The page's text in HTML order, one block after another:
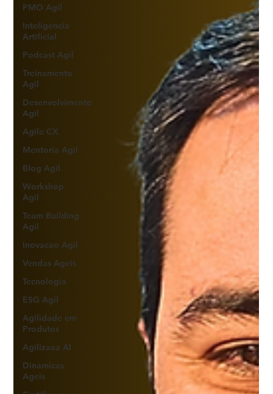
PMO Agil
Inteligencia
Artificial
Podcast Agil
Treinamento
Agil
Desenvolvimento
Agil
Agile CX
Mentoria Agil
Blog Agil
Workshop
Agil
Team Building
Agil
Inovacao Agil
Vendas Ageis
Tecnologia
ESG Agil
Agilidade em
Produtos
Agilizaaa AI
Dinamicas
Ageis